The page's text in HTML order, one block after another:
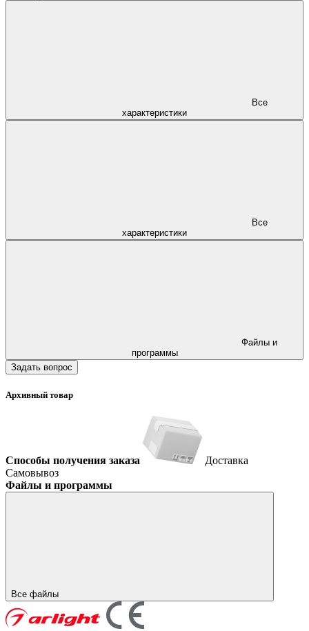
характеристики
характеристики
программы
Задать вопрос
Архивный товар
Способы получения заказа
Доставка
Самовывоз
Файлы и программы
Все файлы